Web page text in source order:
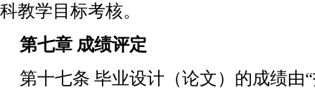
科教学目标考核。
第七章 成绩评定
第十七条 毕业设计（论文）的成绩由